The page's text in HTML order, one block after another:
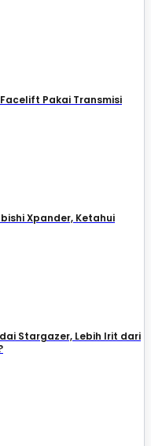
Pakai Transmisi
Xpander, Ketahui
Stargazer, Lebih Irit dari